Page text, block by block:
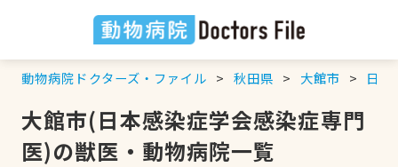
動物病院ドクターズ・ファイル 秋田県 大館市 日本
大館市(日本感染症学会感染症専門
医)の獣医・動物病院一覧